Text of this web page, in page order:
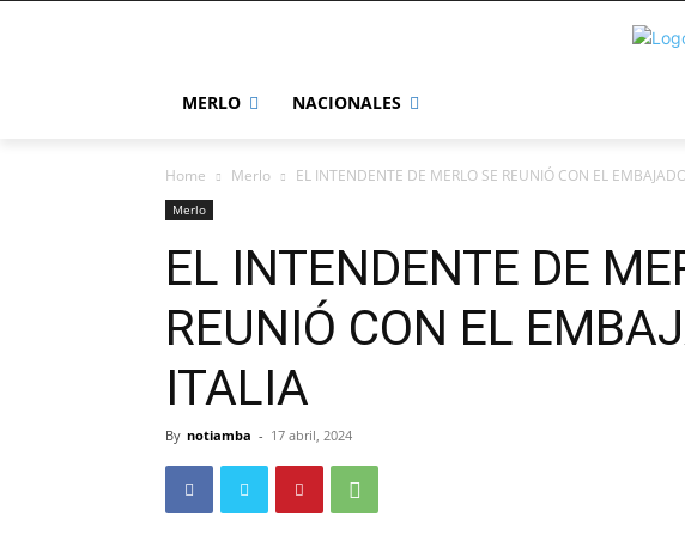
MERLO NACIONALES
Home Merlo EL INTENDENTE DE MERLO SE REUNIÓ CON EL
Merlo
EL INTENDENTE DE
REUNIÓ CON EL
ITALIA
By notiamba - 17 abril, 2024